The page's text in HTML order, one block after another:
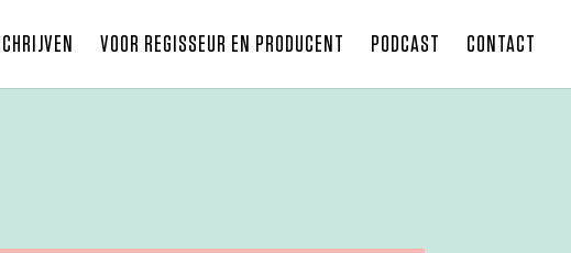
VOOR REGISSEUR EN PRODUCENT PODCAST CONTACT